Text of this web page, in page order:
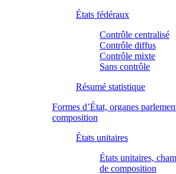
États fédéraux
Contrôle centralisé
Contrôle diffus
Contrôle mixte
Sans contrôle
Résumé statistique
Formes d’État, organes
composition
États unitaires
États unitaires,
de composition